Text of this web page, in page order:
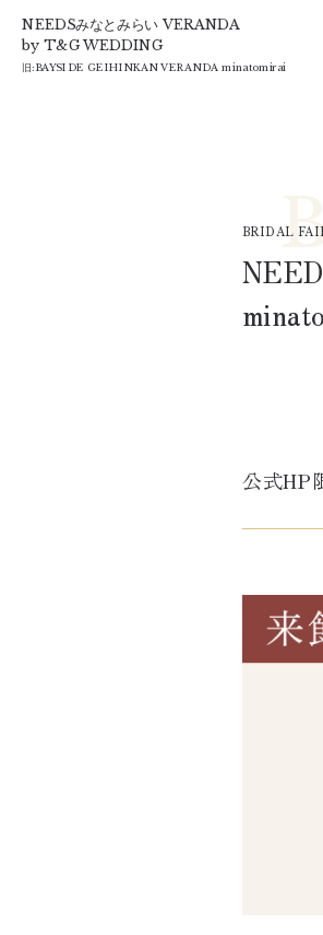
NEEDSみなとみらい VERANDA
by T&G WEDDING
旧:BAYSIDE GEIHINKAN VERANDA minatomirai
BRIDAL
公式HP